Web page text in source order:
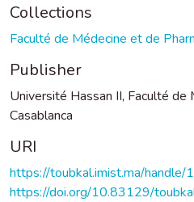
Collections
Faculté de Médecine et de
Publisher
Université Hassan II, Faculté de
Casablanca
URI
https://toubkal.imist.ma/
https://doi.org/10.83129/